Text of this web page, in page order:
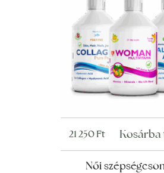
Női
21 250Ft Kosárba